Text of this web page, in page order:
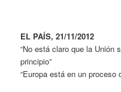
EL PAÍS, 21/11/2012
“No está claro que la Unión
principio”
“Europa está en un proceso